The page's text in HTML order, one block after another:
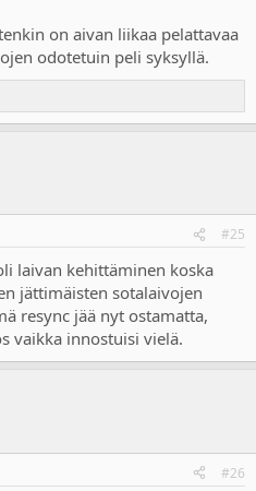
on aivan liikaa pelattavaa
odotetuin peli syksyllä.
#25
laivan kehittäminen koska
jättimäisten sotalaivojen
resync jää nyt ostamatta,
vaikka innostuisi vielä.
#26